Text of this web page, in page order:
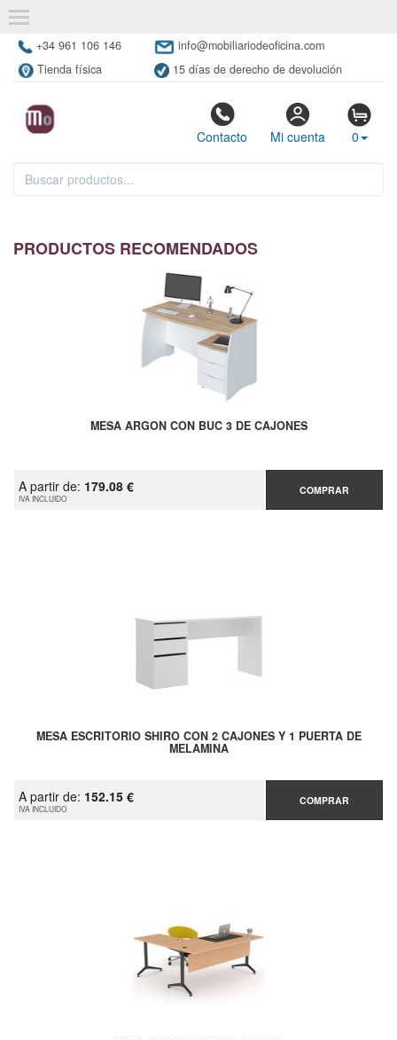
+34 961 106 146
info@mobiliariodeoficina.com
Tienda física
15 días de derecho de devolución
Contacto Mi cuenta 0
PRODUCTOS RECOMENDADOS
MESA ARGON CON BUC 3 DE CAJONES
A partir de: 179.08 €
IVA INCLUIDO
COMPRAR
MESA ESCRITORIO SHIRO CON 2 CAJONES Y 1 PUERTA DE
MELAMINA
A partir de: 152.15 €
IVA INCLUIDO
COMPRAR